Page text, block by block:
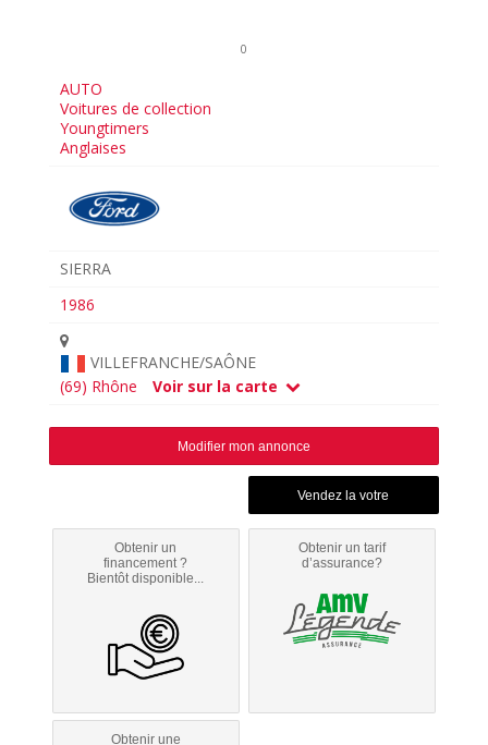
0
AUTO
Voitures de collection
Youngtimers
Anglaises
SIERRA
1986
VILLEFRANCHE/SAÔNE
(69) Rhône
Voir sur la carte
Modifier mon annonce
Obtenir un
financement ?
Bientôt disponible...
Obtenir un tarif
d’assurance?
Obtenir une